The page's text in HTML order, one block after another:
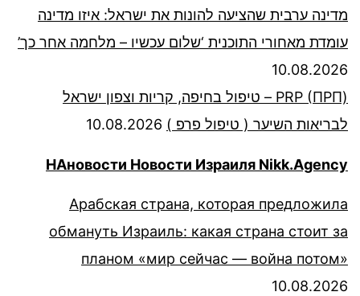
מדינה ערבית שהציעה להונות את ישראל: איזו מדינה
עומדת מאחורי התוכנית ‘שלום עכשיו – מלחמה אחר כך’
10.08.2026
PRP (ПРП) – טיפול בחיפה, קריות וצפון ישראל
לבריאות השיער ( טיפול פרפ ) 10.08.2026
НАновости Новости Израиля Nikk.Agency
Арабская страна, которая предложила
обмануть Израиль: какая страна стоит за
планом «мир сейчас — война потом»
10.08.2026